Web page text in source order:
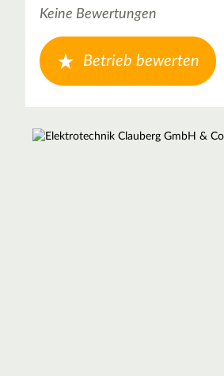
Keine Bewertungen
Betrieb bewerten